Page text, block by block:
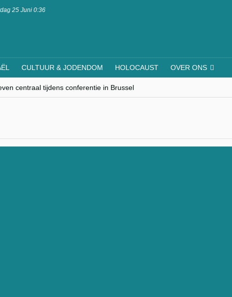
25 Juni 0:36
CULTUUR & JODENDOM HOLOCAUST OVER ONS
centraal tijdens conferentie in Brussel
minderheden begrijpt”, Jinnih Beels (Vooruit)
van Oost-Europa
met Mishpacha voor kosher travel en simchas wereldwijd